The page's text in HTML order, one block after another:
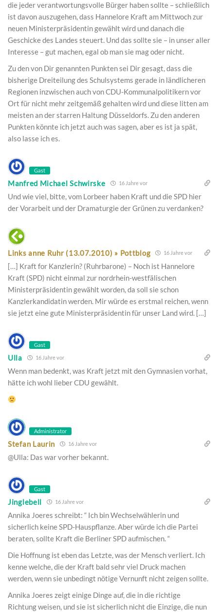
die jeder verantwortungsvolle Bürger haben sollte – schließlich
ist davon auszugehen, dass Hannelore Kraft am Mittwoch zur
neuen Ministerpräsidentin gewählt wird und danach die
Geschicke des Landes steuert. Und das sollte sie – in unser aller
Interesse – gut machen, egal ob man sie mag oder nicht.
Zu den von Dir genannten Punkten sei Dir gesagt, dass die
bisherige Dreiteilung des Schulsystems gerade in ländlicheren
Regionen inzwischen auch von CDU-Kommunalpolitikern vor
Ort für nicht mehr zeitgemäß gehalten wird und diese litten am
meisten an der starren Haltung Düsseldorfs. Zu den anderen
Punkten könnte ich jetzt auch was sagen, aber es ist ja spät,
also lasse ich es.
Gast
Manfred Michael Schwirske 16 Jahre vor
Und wie viel, bitte, vom Lorbeer haben Kraft und die SPD hier
der Vorarbeit und der Dramaturgie der Grünen zu verdanken?
Links anne Ruhr (13.07.2010) » Pottblog 16 Jahre vor
[…] Kraft for Kanzlerin? (Ruhrbarone) – Noch ist Hannelore
Kraft (SPD) nicht einmal zur nordrhein-westfälischen
Ministerpräsidentin gewählt worden, da soll sie schon
Kanzlerkandidatin werden. Mir würde es erstmal reichen, wenn
sie jetzt eine gute Ministerpräsidentin für unser Land wird. […]
Gast
Ulla 16 Jahre vor
Wenn man bedenkt, was Kraft jetzt mit den Gymnasien vorhat,
hätte ich wohl lieber CDU gewählt.
Administrator
Stefan Laurin 16 Jahre vor
@Ulla: Das war vorher bekannt.
Gast
Jinglebell 16 Jahre vor
Annika Joeres schreibt: “ Ich bin Wechselwählerin und
sicherlich keine SPD-Hauspflanze. Aber würde ich die Partei
beraten, sollte Kraft die Berliner SPD aufmischen. “
Die Hoffnung ist eben das Letzte, was der Mensch verliert. Ich
kenne welche, die der Kraft bald sehr viel Druck machen
werden, wenn sie unbedingt nötige Vernunft nicht zeigen sollte.
Annika Joeres zeigt einige Dinge auf, die in die richtige
Richtung weisen, und sie ist sicherlich nicht die Einzige, die nun